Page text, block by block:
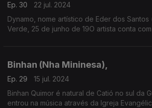
Ep. 30
22 jul. 2024
Dynamo, nome artístico de Eder dos Santos
Verde, 25 de junho de 19O artista conta com
Binhan (Nha Mininesa),
Ep. 29
15 jul. 2024
Binhan Quimor é natural de Catió no sul da
entrou na música através da Igreja